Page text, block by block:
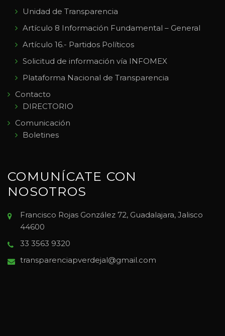
Unidad de Transparencia
Artículo 8 Información Fundamental – General
Artículo 16.- Partidos Políticos
Solicitud de información vía INFOMEX
Plataforma Nacional de Transparencia
Contacto
DIRECTORIO
Comunicación
Boletines
COMUNÍCATE CON
NOSOTROS
Francisco Rojas González 72, Guadalajara, Jalisco
44600
33 3563 9320
transparenciapverdejal@gmail.com